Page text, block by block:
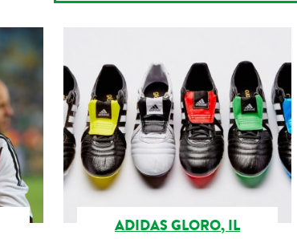
ADIDAS GLORO, IL